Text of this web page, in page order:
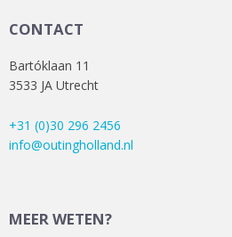
CONTACT
Bartóklaan 11
3533 JA Utrecht
+31 (0)30 296 2456
info@outingholland.nl
MEER WETEN?